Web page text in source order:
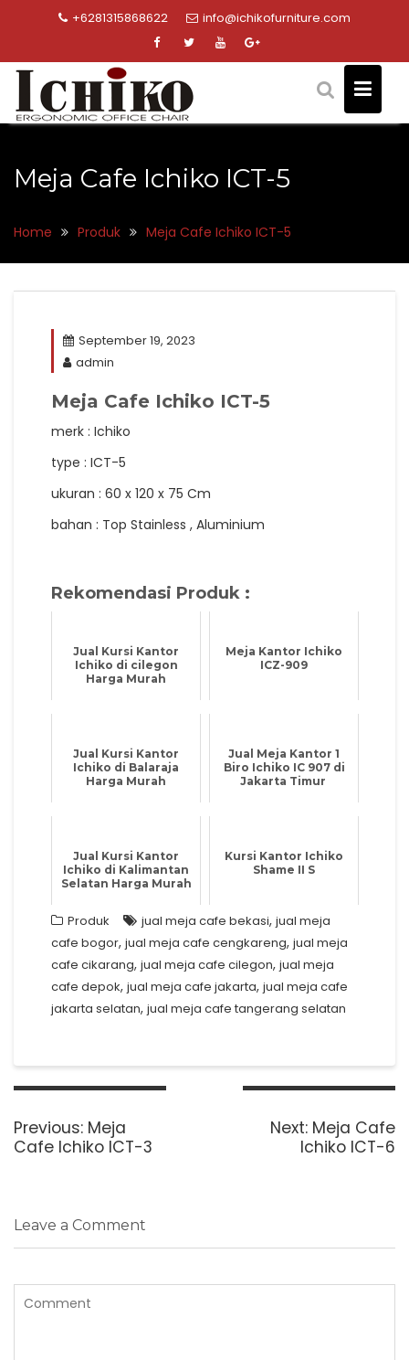
+6281315868622 info@ichikofurniture.com
Meja Cafe Ichiko ICT-5
Home Produk Meja Cafe Ichiko ICT-5
September 19, 2023
admin
Meja Cafe Ichiko ICT-5
merk : Ichiko
type : ICT-5
ukuran : 60 x 120 x 75 Cm
bahan : Top Stainless , Aluminium
Rekomendasi Produk :
Jual Kursi Kantor
Ichiko di cilegon
Harga Murah
Meja Kantor Ichiko
ICZ-909
Jual Kursi Kantor
Ichiko di Balaraja
Harga Murah
Jual Meja Kantor 1
Biro Ichiko IC 907 di
Jakarta Timur
Jual Kursi Kantor
Ichiko di Kalimantan
Selatan Harga Murah
Kursi Kantor Ichiko
Shame II S
Produk jual meja cafe bekasi, jual meja
cafe bogor, jual meja cafe cengkareng, jual meja
cafe cikarang, jual meja cafe cilegon, jual meja
cafe depok, jual meja cafe jakarta, jual meja cafe
jakarta selatan, jual meja cafe tangerang selatan
Post
Previous: Previous
post:
Meja
Cafe Ichiko ICT-3
Next: Next
post:
Meja Cafe
Ichiko ICT-6
Leave a Comment